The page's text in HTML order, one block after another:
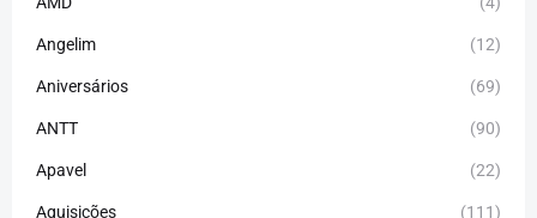
Angelim (12)
Aniversários (69)
ANTT (90)
Apavel (22)
Aquisições (111)